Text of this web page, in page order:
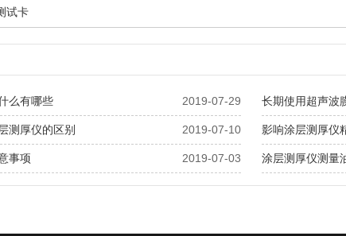
试卡
2019-07-29
么有哪些 长期使用超声波
2019-07-10
测厚仪的区别 影响涂层测厚仪
2019-07-03
事项 涂层测厚仪测量